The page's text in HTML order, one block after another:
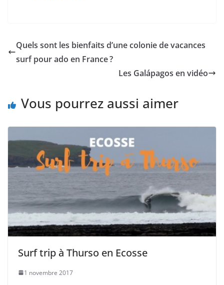
Quels sont les bienfaits d’une colonie de vacances
surf pour ado en France ?
Les Galápagos en vidéo
Vous pourrez aussi aimer
Surf trip à Thurso en Ecosse
1 novembre 2017